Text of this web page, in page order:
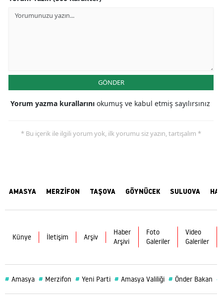
GÖNDER
Yorum yazma kurallarını okumuş ve kabul etmiş sayılırsınız
* Bu içerik ile ilgili yorum yok, ilk yorumu siz yazın, tartışalım *
AMASYA MERZİFON TAŞOVA GÖYNÜCEK SULUOVA
Künye İletişim Arşiv
Haber
Arşivi
Foto
Galeriler
Video
Galeriler
# Amasya # Merzifon # Yeni Parti # Amasya Valiliği # Önder Bakan #